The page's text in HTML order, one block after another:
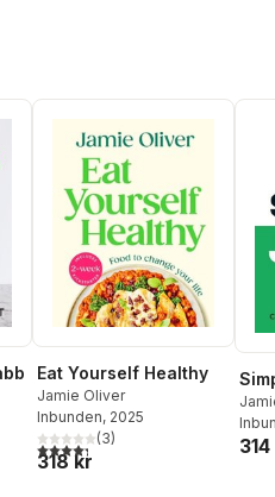
antal röster:
Eat Yourself Healthy
Jamie Oliver
Inbunden, 2025
4,3utav 5 stjärnor. Totalt antal
(3)
318 kr